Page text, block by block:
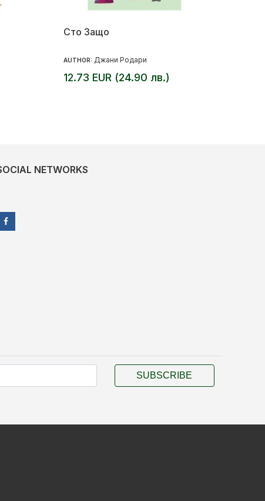
Сто Защо
AUTHOR: Джани Родари
12.73 EUR (24.90 лв.)
NETWORKS
SUBSCRIBE